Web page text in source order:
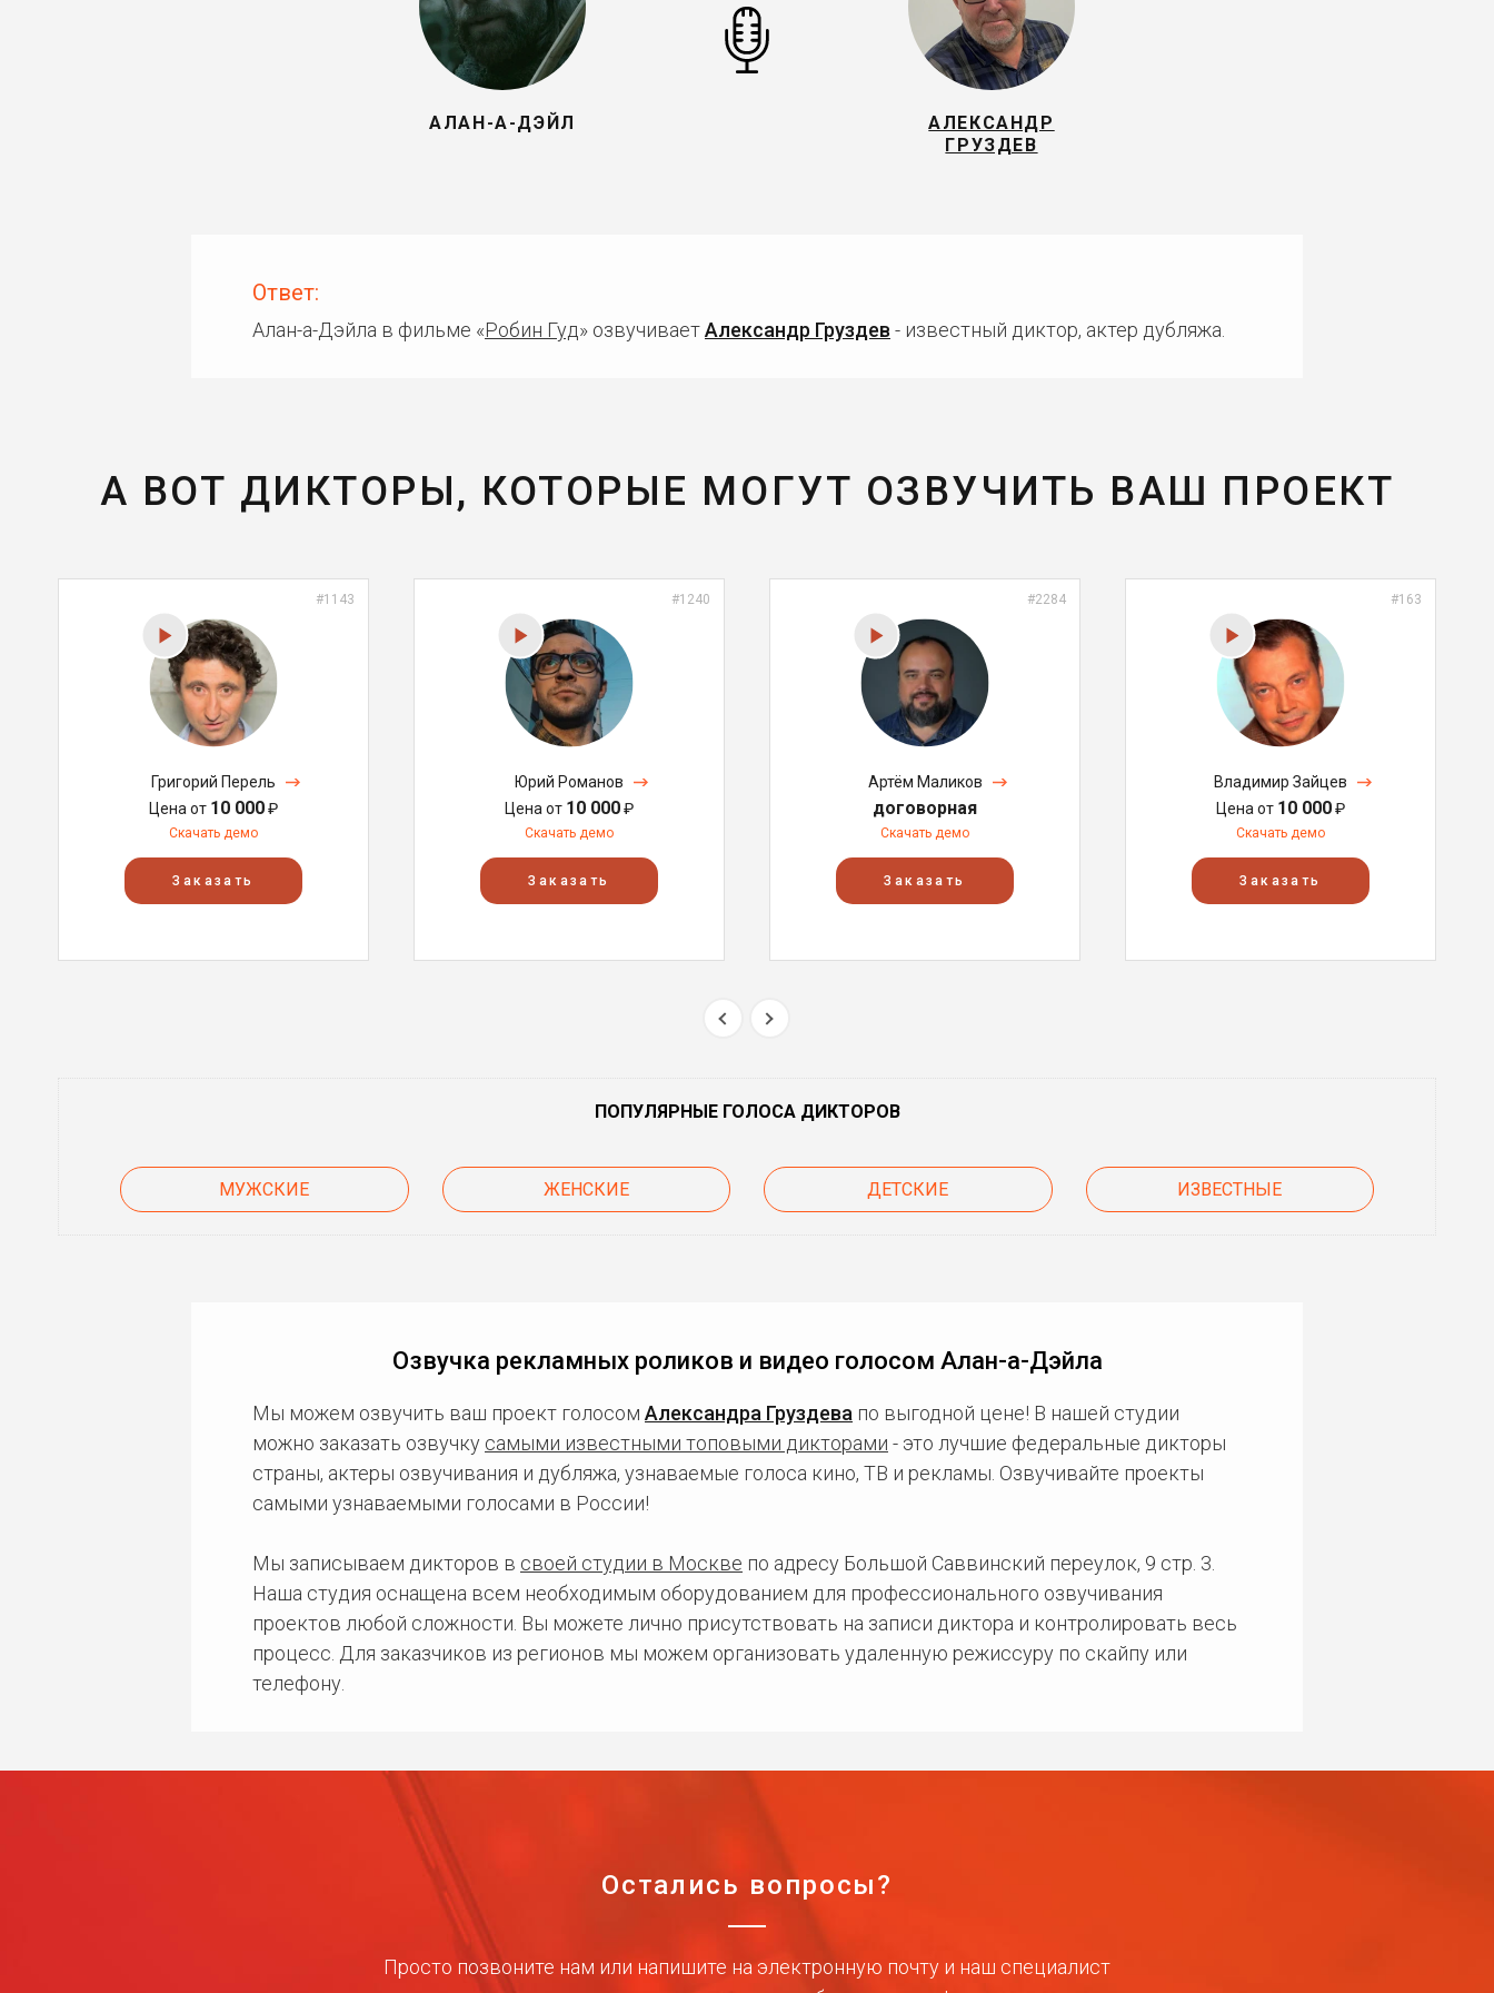
АЛАН-А-ДЭЙЛ
АЛЕКСАНДР
ГРУЗДЕВ
Ответ:
Алан-а-Дэйла в фильме «Робин Гуд» озвучиваетАлександр Груздев - известный диктор, актер дубляжа.
А ВОТ ДИКТОРЫ, КОТОРЫЕ МОГУТ ОЗВУЧИТЬ ВАШ ПРОЕКТ
#1143
Григорий Перель
Цена от 10 000₽
Скачать демо
Заказать
#1240
Юрий Романов
Цена от 10 000₽
Скачать демо
Заказать
#2284
Артём Маликов
договорная
Скачать демо
Заказать
#163
Владимир Зайцев
Цена от 10 000₽
Скачать демо
Заказать
ПОПУЛЯРНЫЕ ГОЛОСА ДИКТОРОВ
МУЖСКИЕ ЖЕНСКИЕ ДЕТСКИЕ ИЗВЕСТНЫЕ
Озвучка рекламных роликов и видео голосом Алан-а-Дэйла
Мы можем озвучить ваш проект голосом Александра Груздева по выгодной цене! В нашей студии
можно заказать озвучку самыми известными топовыми дикторами - это лучшие федеральные дикторы
страны, актеры озвучивания и дубляжа, узнаваемые голоса кино, ТВ и рекламы. Озвучивайте проекты
самыми узнаваемыми голосами в России!
Мы записываем дикторов в своей студии в Москве по адресу Большой Саввинский переулок, 9 стр. 3.
Наша студия оснащена всем необходимым оборудованием для профессионального озвучивания
проектов любой сложности. Вы можете лично присутствовать на записи диктора и контролировать весь
процесс. Для заказчиков из регионов мы можем организовать удаленную режиссуру по скайпу или
телефону.
Остались вопросы?
Просто позвоните нам или напишите на электронную почту и наш специалист